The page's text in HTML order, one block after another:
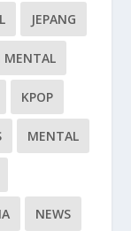
JEPANG
MENTAL
KPOP
MENTAL
NEWS